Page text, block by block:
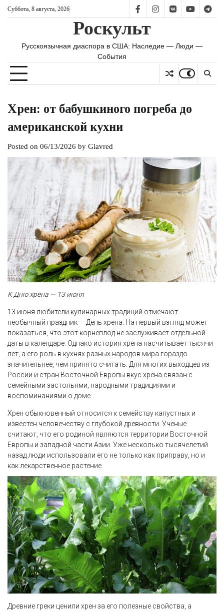
SkipСуббота, 8 августа, 2026
FB IS vk YT TG
Роскульт
Русскоязычная диаспора в США: Наследие — Люди —
События
Хрен: от бабушкиного погреба до
американской кухни
Posted on 06/13/2026 by Glavred
К Дню хрена — 13 июня
13 июня любители кулинарных традиций отмечают
необычный праздник — День хрена. На первый взгляд может
показаться, что этот корнеплод не заслуживает отдельной
даты в календаре. Однако история хрена насчитывает тысячи
лет, а его роль в кухнях разных народов мира гораздо
значительнее, чем принято считать. Для многих выходцев из
России и стран Восточной Европы вкус хрена связан с
семейными застольями, народными традициями и
воспоминаниями о доме.
Хрен обыкновенный относится к семейству капустных и
известен человечеству с глубокой древности. Учёные
считают, что его родиной являются территории Восточной
Европы и западной части Азии. Уже несколько тысячелетий
назад люди использовали его не только как приправу, но и
как лекарственное растение.
Древние греки ценили хрен за его полезные свойства, а